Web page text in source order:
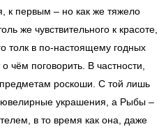
к первым – но как же тяжело
же чувствительного к красоте,
толк в по-настоящему годных
чём поговорить. В частности,
предметам роскоши. С той лишь
ювелирные украшения, а Рыбы –
в то время как она, даже